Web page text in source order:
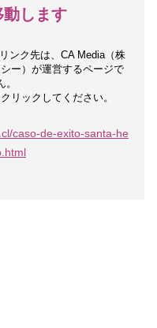
します
ンク先は、 CA Media（株
ー）が運営するページで
リックしてください。
caso-de-exito-santa-he